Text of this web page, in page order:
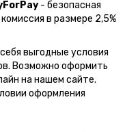
- безопасная
в размере 2,5%
выгодные условия
Возможно оформить
на нашем сайте.
оформления